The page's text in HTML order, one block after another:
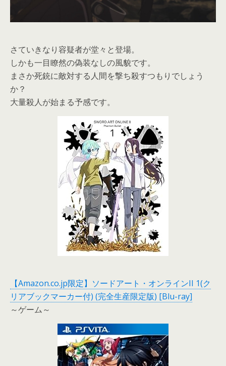
さていきなり容疑者が堂々と登場。
しかも一目瞭然の偽装なしの風貌です。
まさか死銃に敵対する人間を撃ち殺すつもりでしょう
か？
大量殺人が始まる予感です。
【Amazon.co.jp限定】ソードアート・オンラインII 1(ク
リアブックマーカー付) (完全生産限定版) [Blu-ray]
～ゲーム～